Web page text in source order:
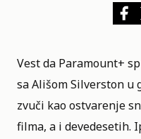
Vest da Paramount+
saAlišom Silverston u
zvuči kao ostvarenje
filma, a i devedesetih.